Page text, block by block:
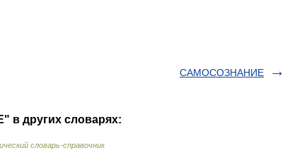
САМОСОЗНАНИЕ
в других словарях:
словарь-справочник